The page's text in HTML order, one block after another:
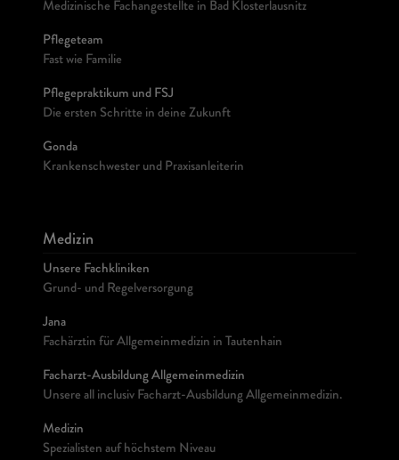
Medizinische Fachangestellte in Bad Klosterlausnitz
Pflegeteam
Fast wie Familie
Pflegepraktikum und FSJ
Die ersten Schritte in deine Zukunft
Gonda
Krankenschwester und Praxisanleiterin
Medizin
Unsere Fachkliniken
Grund- und Regelversorgung
Jana
Fachärztin für Allgemeinmedizin in Tautenhain
Facharzt-Ausbildung Allgemeinmedizin
Unsere all inclusiv Facharzt-Ausbildung Allgemeinmedizin.
Medizin
Spezialisten auf höchstem Niveau